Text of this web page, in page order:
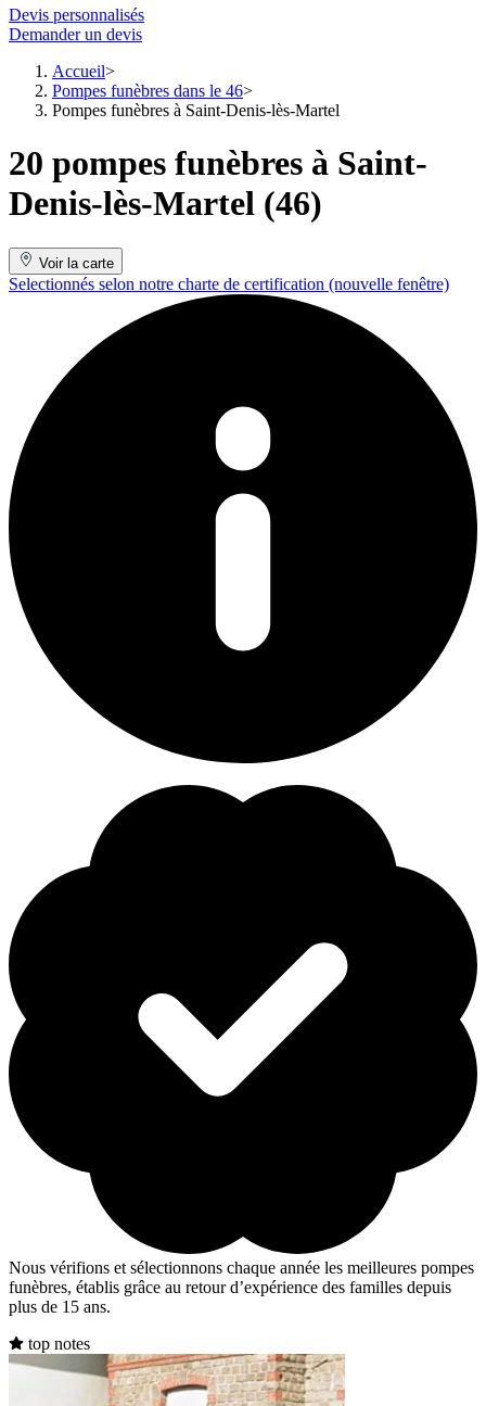
Devis personnalisés
Demander un devis
Accueil
Pompes funèbres dans le 46
Pompes funèbres à Saint-Denis-lès-Martel
20 pompes funèbres à Saint-
Denis-lès-Martel (46)
Voir la carte
Selectionnés selon notre charte de certification (nouvelle fenêtre)
Nous vérifions et sélectionnons chaque année les meilleures pompes
funèbres, établis grâce au retour d’expérience des familles depuis
plus de 15 ans.
top notes